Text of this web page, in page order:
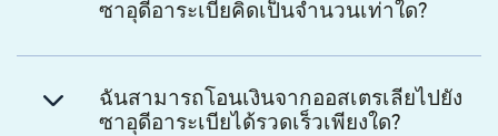
ซาอุดีอาระเบียคิดเป็นจำนวนเท่าใด?
ฉันสามารถโอนเงินจากออสเตรเลียไปยัง
ซาอุดีอาระเบียได้รวดเร็วเพียงใด?